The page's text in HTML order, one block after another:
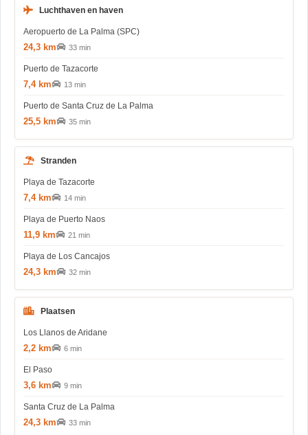
Luchthaven en haven
Aeropuerto de La Palma (SPC)
24,3 km 33 min
Puerto de Tazacorte
7,4 km 13 min
Puerto de Santa Cruz de La Palma
25,5 km 35 min
Stranden
Playa de Tazacorte
7,4 km 14 min
Playa de Puerto Naos
11,9 km 21 min
Playa de Los Cancajos
24,3 km 32 min
Plaatsen
Los Llanos de Aridane
2,2 km 6 min
El Paso
3,6 km 9 min
Santa Cruz de La Palma
24,3 km 33 min